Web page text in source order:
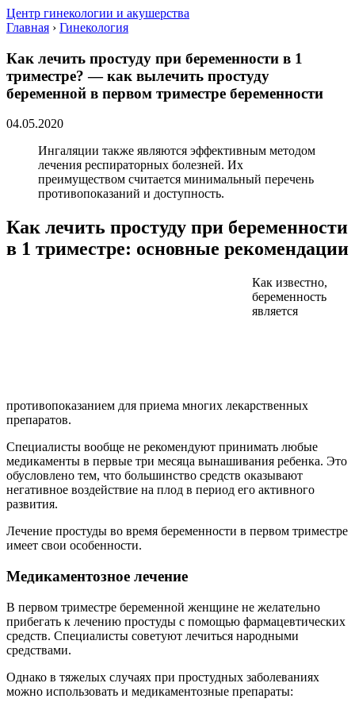
Центр гинекологии и акушерства
Главная › Гинекология
Как лечить простуду при беременности в 1
триместре? — как вылечить простуду
беременной в первом триместре беременности
04.05.2020
Ингаляции также являются эффективным методом
лечения респираторных болезней. Их
преимуществом считается минимальный перечень
противопоказаний и доступность.
Как лечить простуду при беременности
в 1 триместре: основные рекомендации
Как известно,
беременность
является
противопоказанием для приема многих лекарственных
препаратов.
Специалисты вообще не рекомендуют принимать любые
медикаменты в первые три месяца вынашивания ребенка. Это
обусловлено тем, что большинство средств оказывают
негативное воздействие на плод в период его активного
развития.
Лечение простуды во время беременности в первом триместре
имеет свои особенности.
Медикаментозное лечение
В первом триместре беременной женщине не желательно
прибегать к лечению простуды с помощью фармацевтических
средств. Специалисты советуют лечиться народными
средствами.
Однако в тяжелых случаях при простудных заболеваниях
можно использовать и медикаментозные препараты: